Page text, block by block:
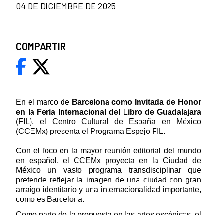
En el marco de Barcelona como Invitada de Honor
en la Feria Internacional del Libro de Guadalajara
(FIL), el Centro Cultural de España en México
(CCEMx) presenta el Programa Espejo FIL.
Con el foco en la mayor reunión editorial del mundo
en español, el CCEMx proyecta en la Ciudad de
México un vasto programa transdisciplinar que
pretende reflejar la imagen de una ciudad con gran
arraigo identitario y una internacionalidad importante,
como es Barcelona.
04 DE DICIEMBRE DE 2025
COMPARTIR